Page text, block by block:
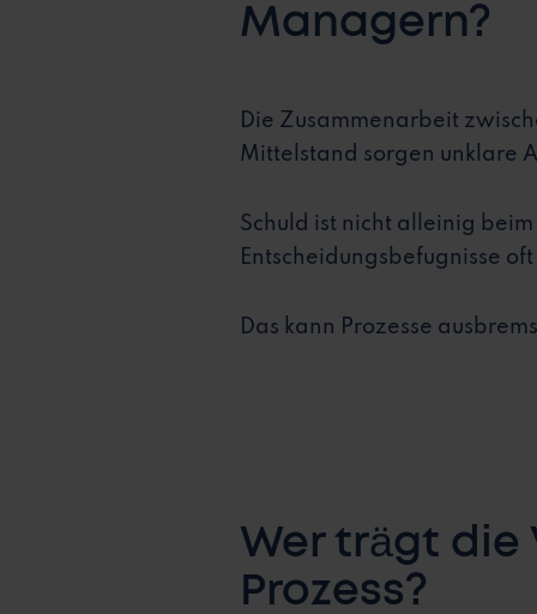
Managern?
Die Zusammenarbeit
Mittelstand sorgen unklare
Schuld ist nicht alleinig
Entscheidungsbefugnisse
Das kann Prozesse
Wer trägt
Prozess?